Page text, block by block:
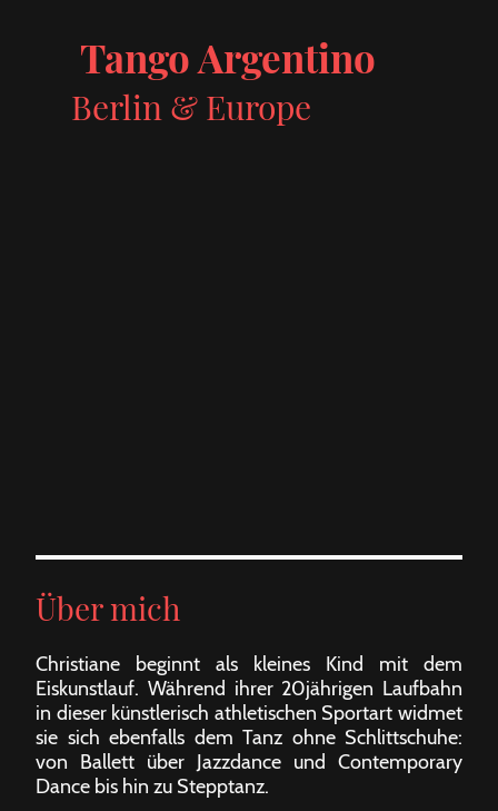
Tango Argentino
Berlin & Europe
Über mich
Christiane beginnt als kleines Kind mit dem
Eiskunstlauf. Während ihrer 20jährigen Laufbahn
in dieser künstlerisch athletischen Sportart widmet
sie sich ebenfalls dem Tanz ohne Schlittschuhe:
von Ballett über Jazzdance und Contemporary
Dance bis hin zu Stepptanz.